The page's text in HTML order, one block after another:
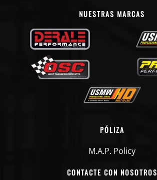
NUESTRAS MARCAS
PÓLIZA
M.A.P. Policy
CONTACTE CON NOSOTROS